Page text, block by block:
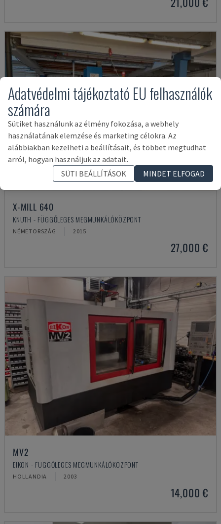
X-MILL 640
KNUTH - FÜGGŐLEGES MEGMUNKÁLÓKÖZPONT
NÉMETORSZÁG 2015
27,000 €
MV2
EIKON - FÜGGŐLEGES MEGMUNKÁLÓKÖZPONT
HOLLANDIA 2003
14,000 €
Adatvédelmi tájékoztató EU felhasználók
számára
Sütiket használunk az élmény fokozása, a webhely
használatának elemzése és marketing célokra. Az
alábbiakban kezelheti a beállításait, és többet megtudhat
arról, hogyan használjuk az adatait.
SÜTI BEÁLLÍTÁSOK
MINDET ELFOGAD